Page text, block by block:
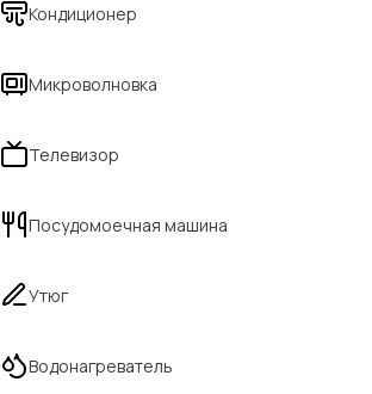
Кондиционер
Микроволновка
Телевизор
Посудомоечная машина
Утюг
Водонагреватель